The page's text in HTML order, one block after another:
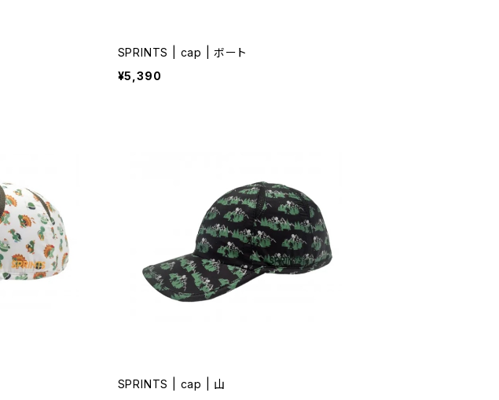
SPRINTS | cap | ボート
¥5,390
SPRINTS | cap | 山